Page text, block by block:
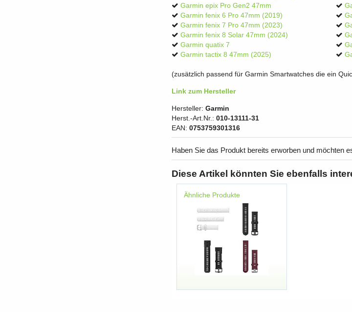
Garmin epix Pro Gen2 47mm
Garmin fenix 6 Pro 47mm (2019)
Garmin fenix 7 Pro 47mm (2023)
Garmin fenix 8 Solar 47mm (2024)
Garmin quatix 7
Garmin tactix 8 47mm (2025)
(zusätzlich passend für Garmin Smartwatches die ein
Link zum Hersteller
Hersteller: Garmin
Herst.-Art.Nr.: 010-13111-31
EAN: 0753759301316
Haben Sie das Produkt bereits erworben und möchten
Diese Artikel könnten Sie ebenfalls
Ähnliche Produkte